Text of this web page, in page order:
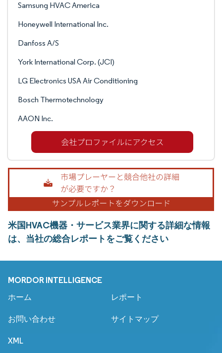
Samsung HVAC America
Honeywell International Inc.
Danfoss A/S
York International Corp. (JCI)
LG Electronics USA Air Conditioning
Bosch Thermotechnology
AAON Inc.
米国HVAC機器・サービス業界に関する詳細な情報
は、当社の総合レポートをご覧ください
MORDOR INTELLIGENCE
ホーム レポート
お問い合わせ サイトマップ
XML